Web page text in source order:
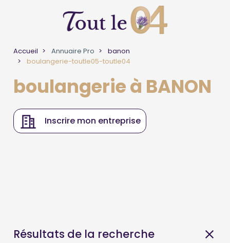
Accueil Annuaire Pro
banon
boulangerie-toutle05-toutle04
boulangerie à BANON
Inscrire mon entreprise
Résultats de la recherche